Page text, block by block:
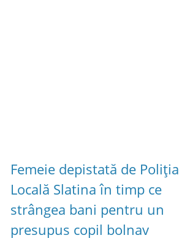
Femeie depistată de Poliția
Locală Slatina în timp ce
strângea bani pentru un
presupus copil bolnav